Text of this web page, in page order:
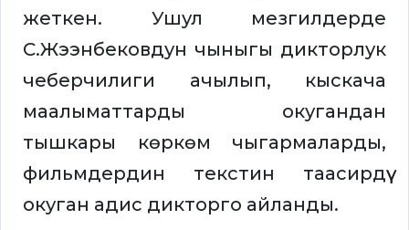
жеткен. Ушул мезгилдерде
С.Жээнбековдун чыныгы дикторлук
чеберчилиги ачылып, кыскача
маалыматтарды окугандан
тышкары көркөм чыгармаларды,
фильмдердин текстин таасирдүү
окуган адис дикторго айланды.